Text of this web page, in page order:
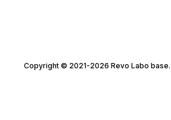
Copyright © 2021-2026 Revo Labo